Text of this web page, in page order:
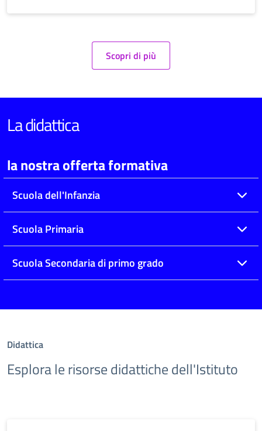
Scopri di più
La didattica
la nostra offerta formativa
Scuola dell'Infanzia
Scuola Primaria
Scuola Secondaria di primo grado
Didattica
Esplora le risorse didattiche dell'Istituto